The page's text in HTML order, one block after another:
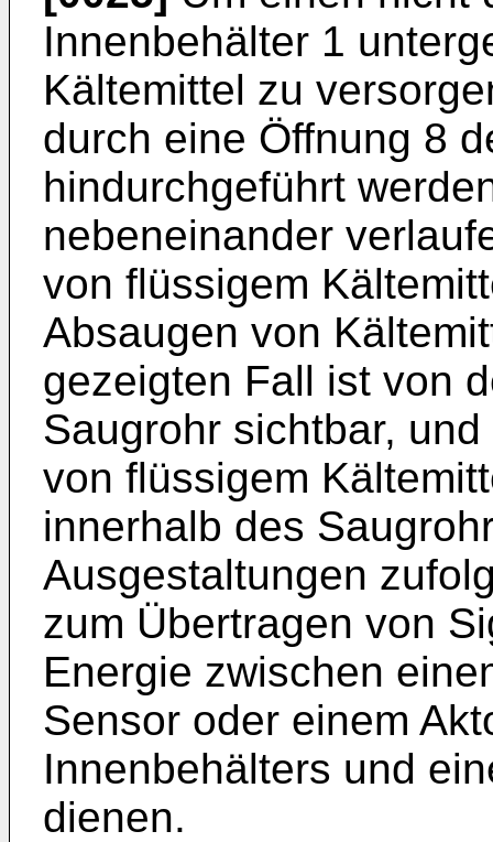
Innenbehälter 1
Kältemittel zu
durch eine Öffnung 8
hindurchgeführt
nebeneinander
von flüssigem
Absaugen von
gezeigten Fall ist von
Saugrohr sichtbar,
von flüssigem
innerhalb des
Ausgestaltungen
zum Übertragen von
Energie zwischen
Sensor oder einem
Innenbehälters und
dienen.